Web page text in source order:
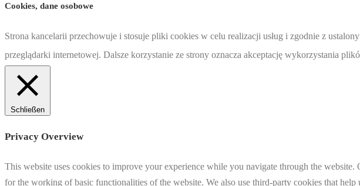
Cookies, dane osobowe
Strona kancelarii przechowuje i stosuje pliki cookies w celu realizacji usług i zgodnie z
przeglądarki internetowej. Dalsze korzystanie ze strony oznacza akceptację wykorzystania
Schließen
Privacy Overview
This website uses cookies to improve your experience while you navigate through the website.
for the working of basic functionalities of the website. We also use third-party cookies that